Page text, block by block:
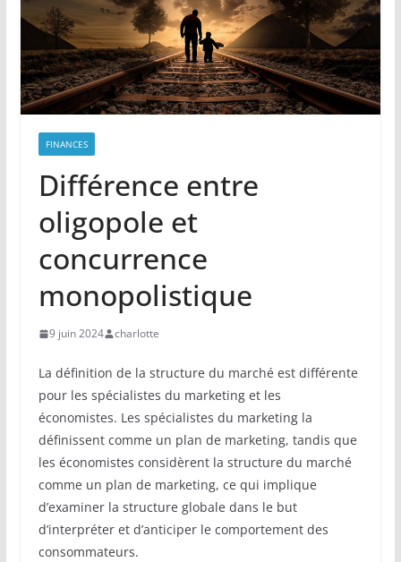
FINANCES
Différence entre
oligopole et
concurrence
monopolistique
9 juin 2024 charlotte
La définition de la structure du marché est différente
pour les spécialistes du marketing et les
économistes. Les spécialistes du marketing la
définissent comme un plan de marketing, tandis que
les économistes considèrent la structure du marché
comme un plan de marketing, ce qui implique
d’examiner la structure globale dans le but
d’interpréter et d’anticiper le comportement des
consommateurs.